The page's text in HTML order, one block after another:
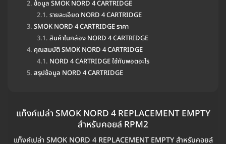
ข้อมูล SMOK NORD 4 CARTRIDGE
รายละเอียด NORD 4 CARTRIDGE
SMOK NORD 4 CARTRIDGE ราคา
สินค้าในกล่อง NORD 4 CARTRIDGE
คุณสมบัติ SMOK NORD 4 CARTRIDGE
NORD 4 CARTRIDGE ใช้กับพอตอะไร
สรุปข้อมูล NORD 4 CARTRIDGE
แท็งค์เปล่า SMOK NORD 4 REPLACEMENT EMPTY
สำหรับคอยล์ RPM2
แท็งค์เปล่า SMOK NORD 4 REPLACEMENT EMPTY สำหรับคอยล์